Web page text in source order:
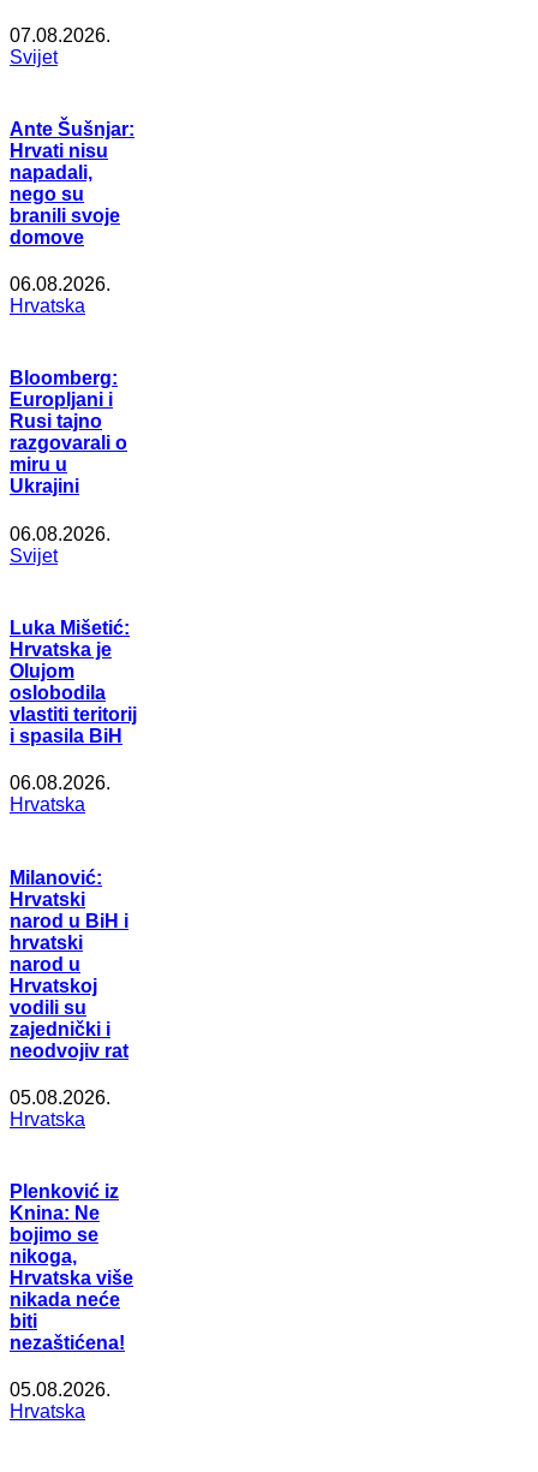
07.08.2026.
Svijet
Ante Šušnjar:
Hrvati nisu
napadali,
nego su
branili svoje
domove
06.08.2026.
Hrvatska
Bloomberg:
Europljani i
Rusi tajno
razgovarali o
miru u
Ukrajini
06.08.2026.
Svijet
Luka Mišetić:
Hrvatska je
Olujom
oslobodila
vlastiti teritorij
i spasila BiH
06.08.2026.
Hrvatska
Milanović:
Hrvatski
narod u BiH i
hrvatski
narod u
Hrvatskoj
vodili su
zajednički i
neodvojiv rat
05.08.2026.
Hrvatska
Plenković iz
Knina: Ne
bojimo se
nikoga,
Hrvatska više
nikada neće
biti
nezaštićena!
05.08.2026.
Hrvatska